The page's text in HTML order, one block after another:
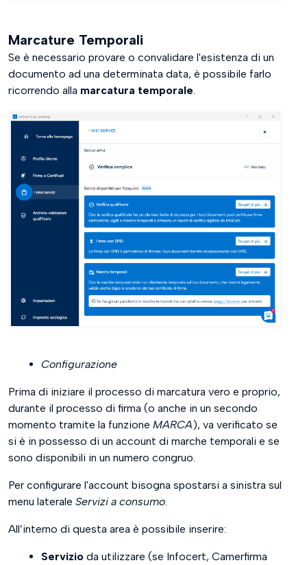
Marcature Temporali
Se è necessario provare o convalidare l'esistenza di un
documento ad una determinata data, è possibile farlo
ricorrendo alla marcatura temporale.
Configurazione
Prima di iniziare il processo di marcatura vero e proprio,
durante il processo di firma (o anche in un secondo
momento tramite la funzione MARCA), va verificato se
si è in possesso di un account di marche temporali e se
sono disponibili in un numero congruo.
Per configurare l'account bisogna spostarsi a sinistra sul
menu laterale Servizi a consumo
All’interno di questa area è possibile inserire:
Servizio da utilizzare (se Infocert, Camerfirma